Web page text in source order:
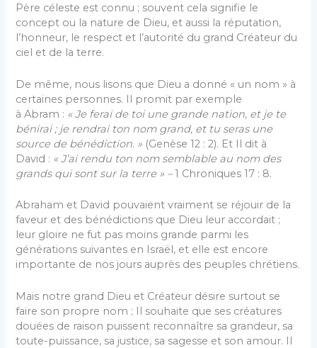
Père céleste est connu ; souvent cela signifie le
concept ou la nature de Dieu, et aussi la réputation,
l’honneur, le respect et l’autorité du grand Créateur du
ciel et de la terre.
De même, nous lisons que Dieu a donné « un nom » à
certaines personnes. Il promit par exemple
à Abram : « Je ferai de toi une grande nation, et je te
bénirai ; je rendrai ton nom grand, et tu seras une
source de bénédiction. » (Genèse 12 : 2). Et Il dit à
David : « J’ai rendu ton nom semblable au nom des
grands qui sont sur la terre » –1 Chroniques 17 : 8.
Abraham et David pouvaient vraiment se réjouir de la
faveur et des bénédictions que Dieu leur accordait ;
leur gloire ne fut pas moins grande parmi les
générations suivantes en Israël, et elle est encore
importante de nos jours auprès des peuples chrétiens.
Mais notre grand Dieu et Créateur désire surtout se
faire son propre nom ; Il souhaite que ses créatures
douées de raison puissent reconnaître sa grandeur, sa
toute-puissance, sa justice, sa sagesse et son amour. Il